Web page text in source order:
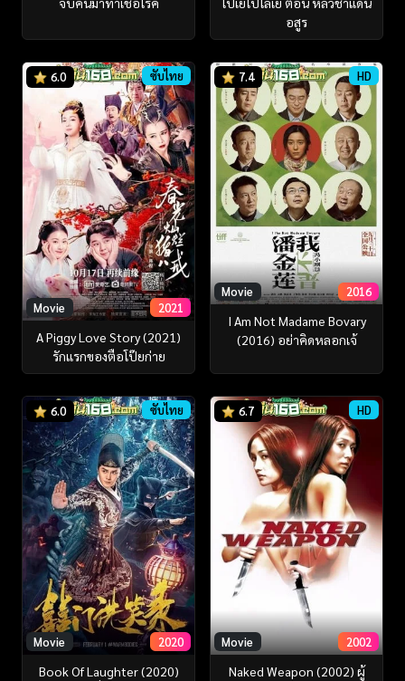
อสูร
6.0 ซับไทย
Movie 2021
A Piggy Love Story (2021)
รักแรกของตือโป๊ยก่าย
7.4 HD
Movie 2016
I Am Not Madame Bovary
(2016) อย่าคิดหลอกเจ้
6.0 ซับไทย
Movie 2020
Book Of Laughter (2020)
6.7 HD
Movie 2002
Naked Weapon (2002) ผู้